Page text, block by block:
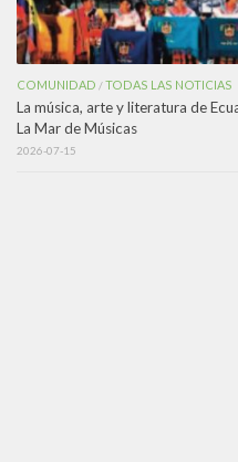
COMUNIDAD /TODAS LAS NOTICIAS
La música, arte y literatura de
La Mar de Músicas
2026-07-15